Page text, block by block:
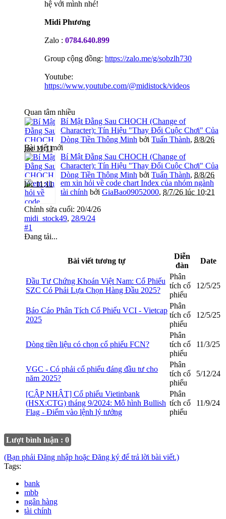
hệ với mình nhé!
Midi Phương
Zalo : 0784.640.899
Group cộng đồng: https://zalo.me/g/sobzlh730
Youtube:
https://www.youtube.com/@midistock/videos
Quan tâm nhiều
Bí Mật Đằng Sau CHOCH (Change of
Character): Tín Hiệu "Thay Đổi Cuộc Chơi" Của
Dòng Tiền Thông Minh bởi Tuấn Thành, 8/8/26
lúc 11:11
Bài viết mới
Bí Mật Đằng Sau CHOCH (Change of
Character): Tín Hiệu "Thay Đổi Cuộc Chơi" Của
Dòng Tiền Thông Minh bởi Tuấn Thành, 8/8/26
lúc 11:11
em xin hỏi về code chart Index của nhóm ngành
tài chính bởi GiaBao09052000, 8/7/26 lúc 10:21
Chỉnh sửa cuối: 20/4/26
midi_stock49, 28/9/24
#1
Đang tải...
Bài viết tương tự
Diễn
đàn
Date
Đầu Tư Chứng Khoán Việt Nam: Cổ Phiếu
SZC Có Phải Lựa Chọn Hàng Đầu 2025?
Phân
tích cổ
phiếu
12/5/25
Báo Cáo Phân Tích Cổ Phiếu VCI - Vietcap
2025
Phân
tích cổ
phiếu
12/5/25
Dòng tiền liệu có chọn cổ phiếu FCN?
Phân
tích cổ
phiếu
11/3/25
VGC - Có phải cổ phiếu đáng đầu tư cho
năm 2025?
Phân
tích cổ
phiếu
5/12/24
[CẬP NHẬT] Cổ phiếu Vietinbank
(HSX:CTG) tháng 9/2024: Mô hình Bullish
Flag - Điểm vào lệnh lý tưởng
Phân
tích cổ
phiếu
11/9/24
Lượt bình luận : 0
(Bạn phải Đăng nhập hoặc Đăng ký để trả lời bài viết.)
Tags:
bank
mbb
ngân hàng
tài chính